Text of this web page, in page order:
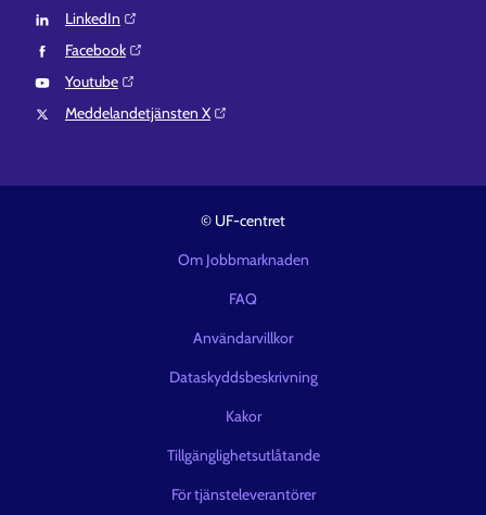
LinkedIn⁠
Facebook⁠
Youtube⁠
Meddelandetjänsten X⁠
© UF-centret
Om Jobbmarknaden
FAQ
Användarvillkor
Dataskyddsbeskrivning
Kakor
Tillgänglighetsutlåtande
För tjänsteleverantörer